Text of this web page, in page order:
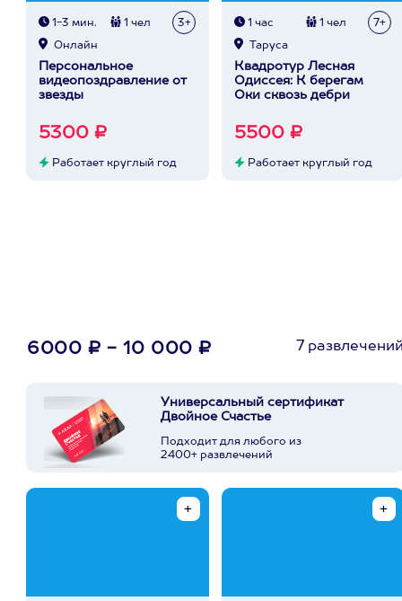
1-3 мин. 1 чел 3+
Онлайн
Персональное
видеопоздравление от
звезды
5300 ₽
Работает круглый год
1 час 1 чел 7+
Таруса
Квадротур Лесная
Одиссея: К берегам
Оки сквозь дебри
5500 ₽
Работает круглый год
6000 ₽ - 10 000 ₽ 7
Универсальный сертификат
Двойное Счастье
Подходит для любого из
2400+ развлечений